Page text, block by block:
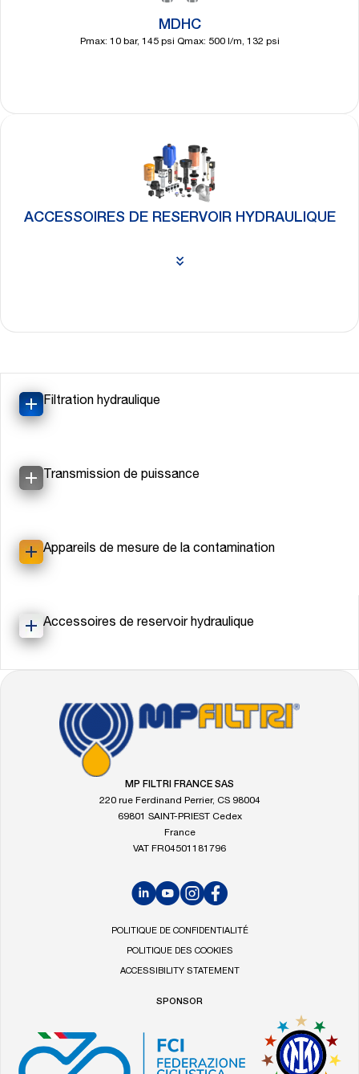
MDHC
Pmax: 10 bar, 145 psi Qmax: 500 l/m, 132 psi
ACCESSOIRES DE RESERVOIR HYDRAULIQUE
Découvrir
Filtration hydraulique
Transmission de puissance
Appareils de mesure de la contamination
Accessoires de reservoir hydraulique
FOOTER
Allez
à
la
page
d'accueil
MP FILTRI FRANCE SAS
220 rue Ferdinand Perrier, CS 98004
69801 SAINT-PRIEST Cedex
France
VAT FR04501181796
LinkedInYouTubeInstagramFacebook
POLITIQUE DE CONFIDENTIALITÉ
POLITIQUE DES COOKIES
ACCESSIBILITY STATEMENT
SPONSOR